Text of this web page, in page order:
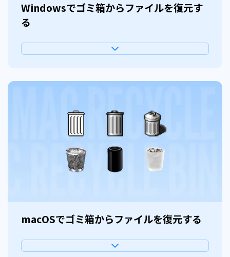
Windowsでゴミ箱からファイルを復元す
る
macOSでゴミ箱からファイルを復元する